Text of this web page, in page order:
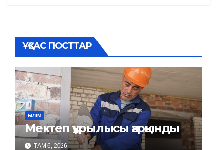
ҰҚСАС ПОСТТАР
БІЛІМ
Мектеп құрылысы қарқынды
ТАМ 6, 2026